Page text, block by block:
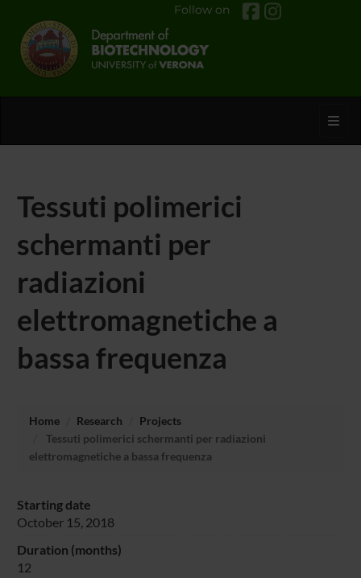
Follow on
Tessuti polimerici
schermanti per
radiazioni
elettromagnetiche a
bassa frequenza
Home Research
Projects
Tessuti polimerici schermanti per radiazioni
elettromagnetiche a bassa frequenza
Starting date
October 15, 2018
Duration (months)
12